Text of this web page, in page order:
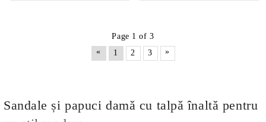
Page 1 of 3
«
1 2 3 »
Sandale și papuci damă cu talpă înaltă pentru